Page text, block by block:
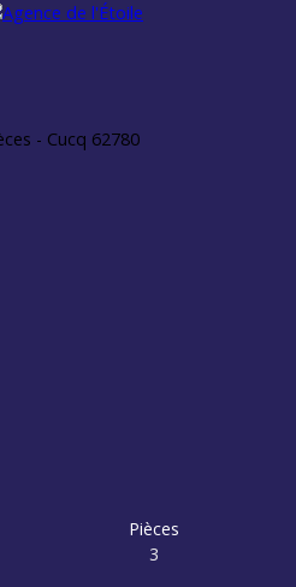
Pièces
3